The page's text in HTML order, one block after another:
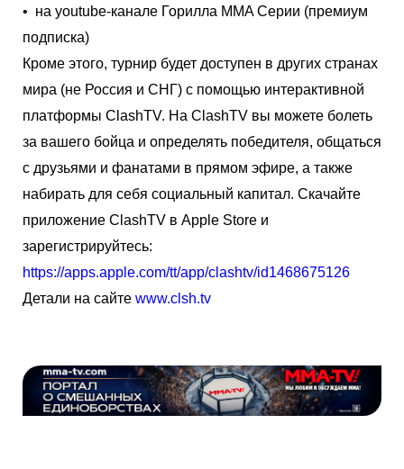
• на youtube-канале Горилла MMA Серии (премиум
подписка)
Кроме этого, турнир будет доступен в других странах
мира (не Россия и СНГ) с помощью интерактивной
платформы ClashTV. На ClashTV вы можете болеть
за вашего бойца и определять победителя, общаться
с друзьями и фанатами в прямом эфире, а также
набирать для себя социальный капитал. Скачайте
приложение ClashTV в Apple Store и
зарегистрируйтесь:
https://apps.apple.com/tt/app/clashtv/id1468675126
Детали на сайте www.clsh.tv